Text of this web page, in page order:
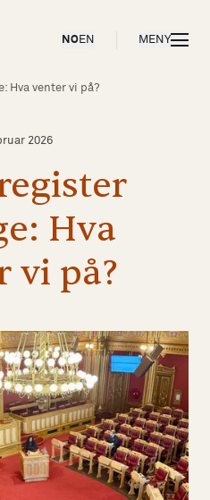
NOEN ÅPNE
MENY
Hva venter vi på?
2026
Hva
vi på?